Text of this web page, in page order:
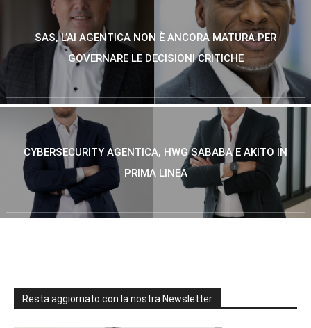
SAS, L’AI AGENTICA NON È ANCORA MATURA PER
GOVERNARE LE DECISIONI CRITICHE
CYBERSECURITY AGENTICA, HWG SABABA E AKITO IN
PRIMA LINEA
Resta aggiornato con la nostra Newsletter